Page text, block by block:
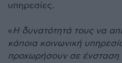
υπηρεσίες.
«Η δυνατότητά τους να
κάποια κοινωνική
προχωρήσουν σε ένσταση